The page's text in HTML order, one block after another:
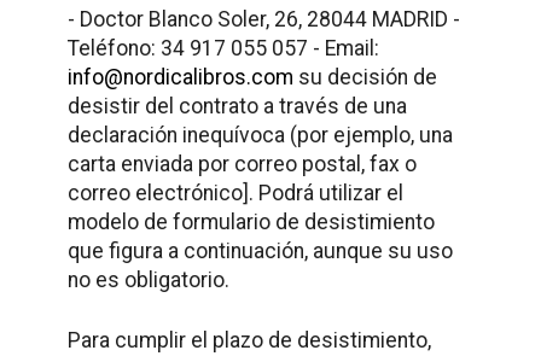
- Doctor Blanco Soler, 26, 28044 MADRID -
Teléfono: 34 917 055 057 - Email:
info@nordicalibros.com su decisión de
desistir del contrato a través de una
declaración inequívoca (por ejemplo, una
carta enviada por correo postal, fax o
correo electrónico]. Podrá utilizar el
modelo de formulario de desistimiento
que figura a continuación, aunque su uso
no es obligatorio.
Para cumplir el plazo de desistimiento,